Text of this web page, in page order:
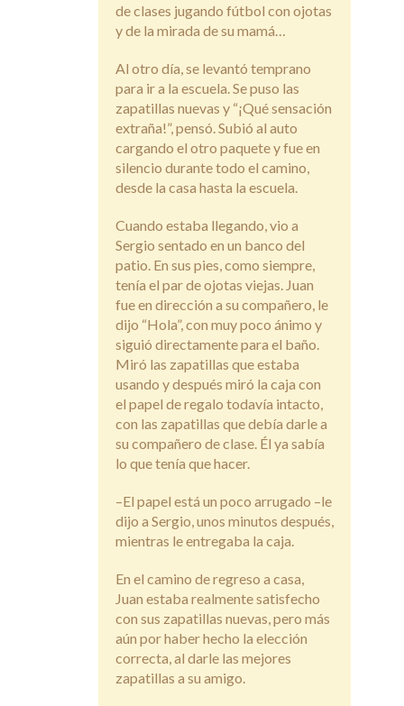
de clases jugando fútbol con ojotas
y de la mirada de su mamá…
Al otro día, se levantó temprano
para ir a la escuela. Se puso las
zapatillas nuevas y “¡Qué sensación
extraña!”, pensó. Subió al auto
cargando el otro paquete y fue en
silencio durante todo el camino,
desde la casa hasta la escuela.
Cuando estaba llegando, vio a
Sergio sentado en un banco del
patio. En sus pies, como siempre,
tenía el par de ojotas viejas. Juan
fue en dirección a su compañero, le
dijo “Hola”, con muy poco ánimo y
siguió directamente para el baño.
Miró las zapatillas que estaba
usando y después miró la caja con
el papel de regalo todavía intacto,
con las zapatillas que debía darle a
su compañero de clase. Él ya sabía
lo que tenía que hacer.
–El papel está un poco arrugado –le
dijo a Sergio, unos minutos después,
mientras le entregaba la caja.
En el camino de regreso a casa,
Juan estaba realmente satisfecho
con sus zapatillas nuevas, pero más
aún por haber hecho la elección
correcta, al darle las mejores
zapatillas a su amigo.